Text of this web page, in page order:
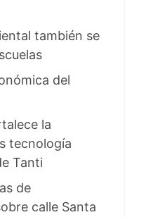
también se
del
la
tecnología
Tanti
de
calle Santa